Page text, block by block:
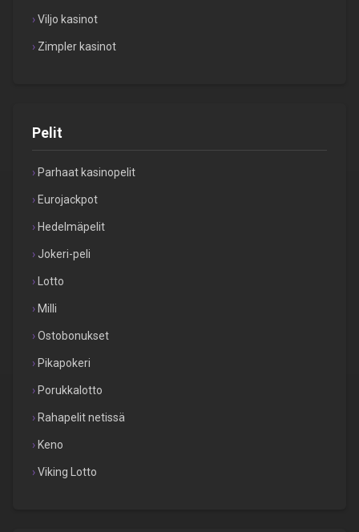
Viljo kasinot
Zimpler kasinot
Pelit
Parhaat kasinopelit
Eurojackpot
Hedelmäpelit
Jokeri-peli
Lotto
Milli
Ostobonukset
Pikapokeri
Porukkalotto
Rahapelit netissä
Keno
Viking Lotto